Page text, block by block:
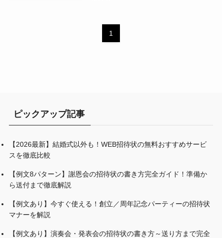
1
ピックアップ記事
【2026最新】結婚式以外も！WEB招待状の無料おすすめサービ
スを徹底比較
【例文8パターン】謝恩会の招待状の書き方完全ガイド！準備か
ら送付まで徹底解説
【例文あり】今すぐ使える！創立／周年記念パーティーの招待状
マナーを解説
【例文あり】演奏会・発表会の招待状の書き方～送り方まで完全